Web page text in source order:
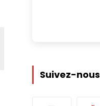
Suivez-nous